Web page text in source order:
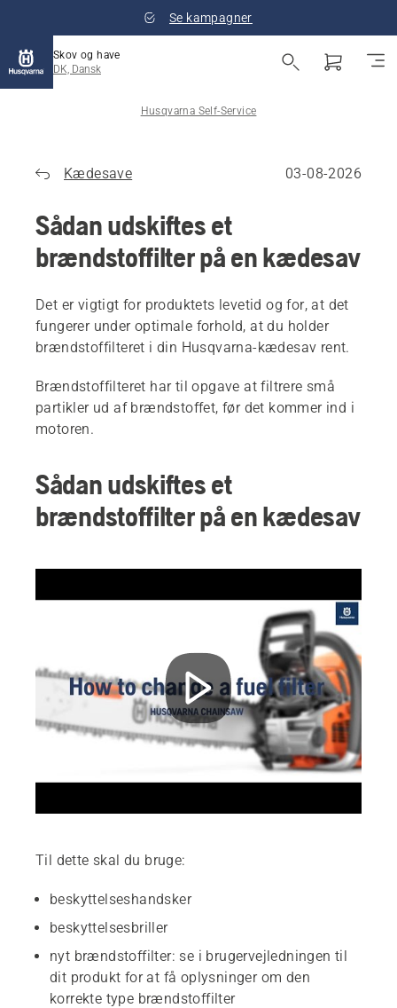
Se kampagner
Skov og have
DK, Dansk
Husqvarna Self-Service
Kædesave 03-08-2026
Sådan udskiftes et
brændstoffilter på en kædesav
Det er vigtigt for produktets levetid og for, at det
fungerer under optimale forhold, at du holder
brændstoffilteret i din Husqvarna-kædesav rent.
Brændstoffilteret har til opgave at filtrere små
partikler ud af brændstoffet, før det kommer ind i
motoren.
Sådan udskiftes et
brændstoffilter på en kædesav
Til dette skal du bruge:
beskyttelseshandsker
beskyttelsesbriller
nyt brændstoffilter: se i brugervejledningen til
dit produkt for at få oplysninger om den
korrekte type brændstoffilter